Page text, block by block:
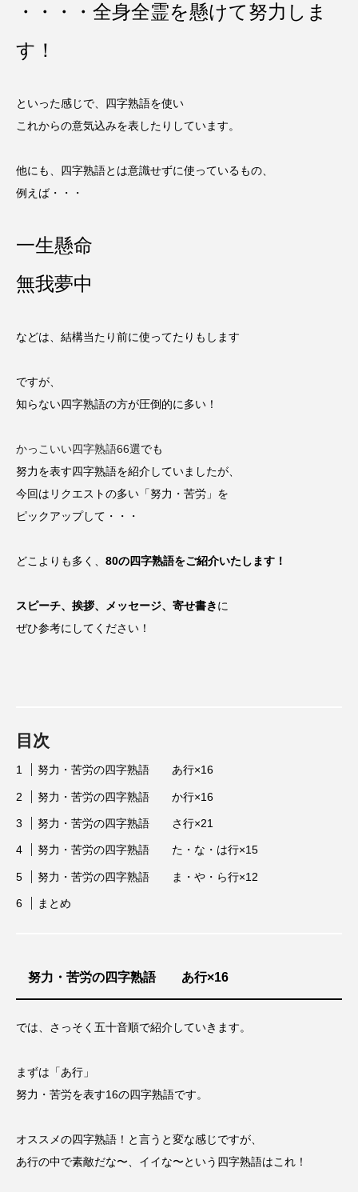
・・・・全身全霊を懸けて努力しま
す！
といった感じで、四字熟語を使い
これからの意気込みを表したりしています。
他にも、四字熟語とは意識せずに使っているもの、
例えば・・・
一生懸命
無我夢中
などは、結構当たり前に使ってたりもします
ですが、
知らない四字熟語の方が圧倒的に多い！
かっこいい四字熟語66選でも
努力を表す四字熟語を紹介していましたが、
今回はリクエストの多い「努力・苦労」を
ピックアップして・・・
どこよりも多く、 80の四字熟語をご紹介いたします！
スピーチ、挨拶、メッセージ、寄せ書きに
ぜひ参考にしてください！
目次
努力・苦労の四字熟語 あ行×16
努力・苦労の四字熟語 か行×16
努力・苦労の四字熟語 さ行×21
努力・苦労の四字熟語 た・な・は行×15
努力・苦労の四字熟語 ま・や・ら行×12
まとめ
努力・苦労の四字熟語 あ行×16
では、さっそく五十音順で紹介していきます。
まずは「あ行」
努力・苦労を表す16の四字熟語です。
オススメの四字熟語！と言うと変な感じですが、
あ行の中で素敵だな〜、イイな〜という四字熟語はこれ！